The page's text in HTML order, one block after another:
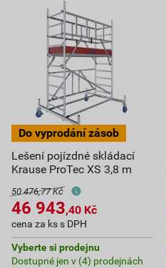
Lešení pojízdné skládací
Krause ProTec XS 3,8 m
50 476,77 Kč
46 943,40 Kč
cena za ks s DPH
Vyberte si prodejnu
Dostupné jen v (4) prodejnách